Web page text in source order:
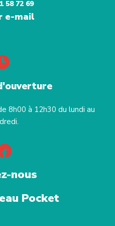
58 72 69
e-mail
8h00 à 12h30 du lundi au
nous
Pocket